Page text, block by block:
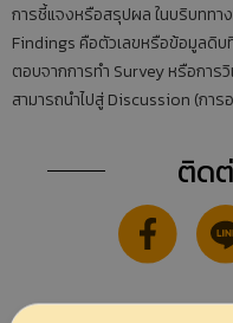
การชี้แจงหรือสรุปผล ในบริบททา
Findings คือตัวเลขหรือข้อมูลดิบ
ตอบจากการทำ Survey หรือการ
สามารถนำไปสู่ Discussion (กา
ติด